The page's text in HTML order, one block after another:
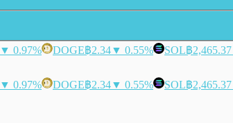
▼ 0.97% DOGE฿2.34▼ 0.55% SOL฿2,465.37
▼ 0.97% DOGE฿2.34▼ 0.55% SOL฿2,465.37